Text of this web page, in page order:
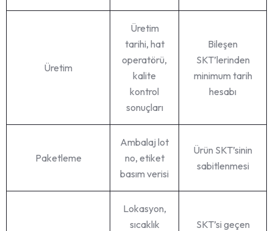
Üretim
Üretim
tarihi, hat
operatörü,
kalite
kontrol
sonuçları
Bileşen
SKT’lerinden
minimum tarih
hesabı
Paketleme
Ambalaj lot
no, etiket
basım verisi
Ürün SKT’sinin
sabitlenmesi
Lokasyon,
sıcaklık
SKT’si geçen